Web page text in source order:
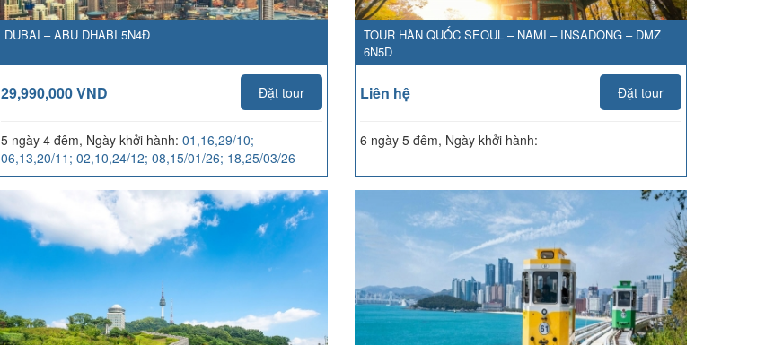
DUBAI – ABU DHABI 5N4Đ
29,990,000 VND Đặt tour
5 ngày 4 đêm, Ngày khởi hành: 01,16,29/10;
06,13,20/11; 02,10,24/12; 08,15/01/26; 18,25/03/26
TOUR HÀN QUỐC SEOUL – NAMI – INSADONG – DMZ
6N5D
Liên hệ Đặt tour
6 ngày 5 đêm, Ngày khởi hành: